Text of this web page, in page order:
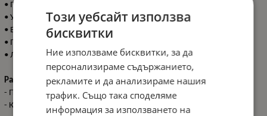
• Поддържащи дръжки и поставки за крачета;
• Удобна и мека седалка;
• Екстериор: 100% полиестер; База: 100% дърво от топола;
• Пълнеж: 100% полиестер; Вътрешна рамка: метал;
• Луксозна подаръчна кутия.
Размери:
- Продукт: 58x28.5x52 см / 3.1 кг
- Кашон: 54.5x31.5x45 см / 3.90 кг / 1 бр/цветен кашон
Този уебсайт използва
бисквитки
Ние използваме бисквитки, за да
персонализираме съдържанието,
рекламите и да анализираме нашия
трафик. Също така споделяме
информация за използването на